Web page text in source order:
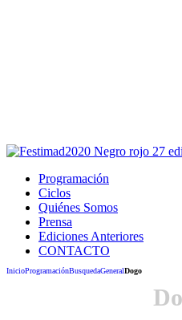
Programación
Ciclos
Quiénes Somos
Prensa
Ediciones Anteriores
CONTACTO
InicioProgramaciónBusquedaGeneralDogo